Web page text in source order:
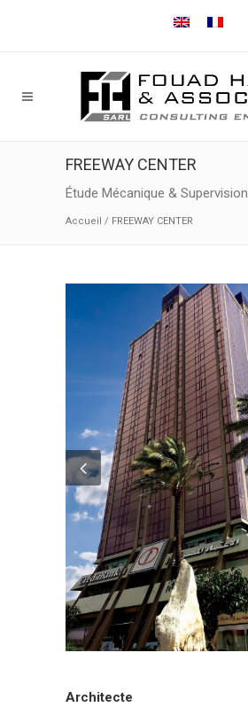
FREEWAY CENTER
Étude Mécanique & Supervision
Accueil / FREEWAY CENTER
Architecte